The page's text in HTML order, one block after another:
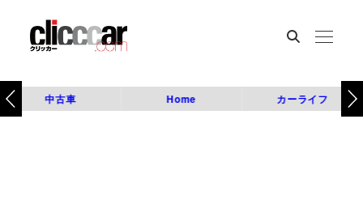
中古車 Home カーライフ